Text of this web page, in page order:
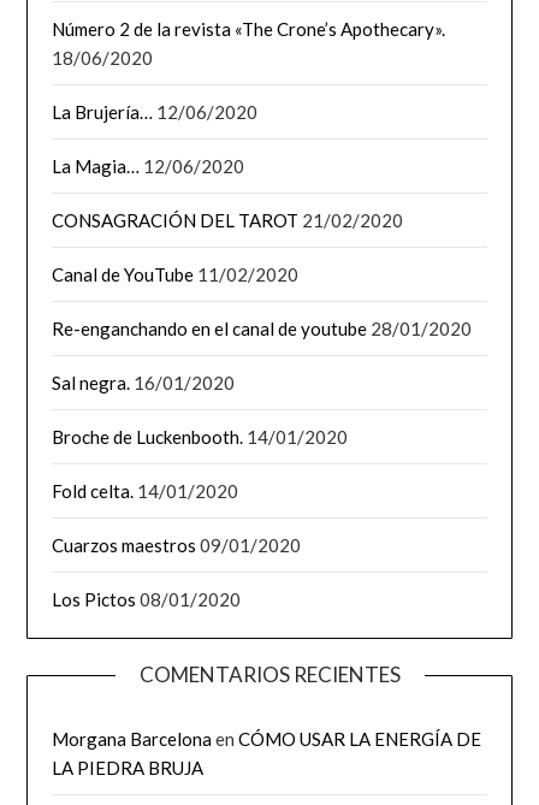
Número 2 de la revista «The Crone’s Apothecary».
18/06/2020
La Brujería… 12/06/2020
La Magia… 12/06/2020
CONSAGRACIÓN DEL TAROT 21/02/2020
Canal de YouTube 11/02/2020
Re-enganchando en el canal de youtube 28/01/2020
Sal negra. 16/01/2020
Broche de Luckenbooth. 14/01/2020
Fold celta. 14/01/2020
Cuarzos maestros 09/01/2020
Los Pictos 08/01/2020
COMENTARIOS RECIENTES
Morgana BarcelonaenCÓMO USAR LA ENERGÍA DE
LA PIEDRA BRUJA